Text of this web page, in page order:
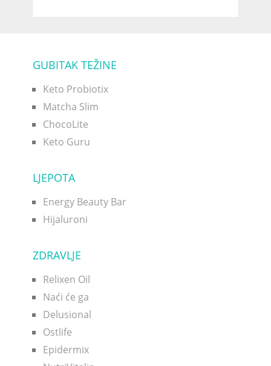
GUBITAK TEŽINE
Keto Probiotix
Matcha Slim
ChocoLite
Keto Guru
LJEPOTA
Energy Beauty Bar
Hijaluroni
ZDRAVLJE
Relixen Oil
Naći će ga
Delusional
Ostlife
Epidermix